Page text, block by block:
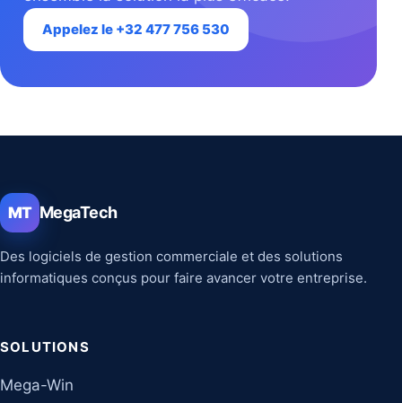
Appelez le +32 477 756 530
MT MegaTech
Des logiciels de gestion commerciale et des solutions
informatiques conçus pour faire avancer votre entreprise.
SOLUTIONS
Mega-Win